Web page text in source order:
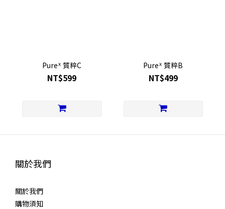
Pureᕽ 質粹C
NT$599
Pureᕽ 質粹B
NT$499
關於我們
關於我們
購物須知